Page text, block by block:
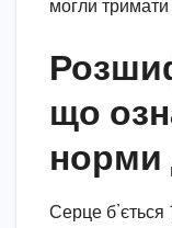
могли тримати
що
норми
Серце б’ється